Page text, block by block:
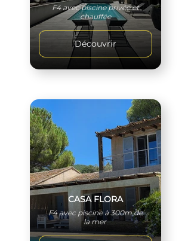
F4 avec piscine privée et
chauffée
Découvrir
CASA FLORA
F4 avec piscine à 300m de
la mer